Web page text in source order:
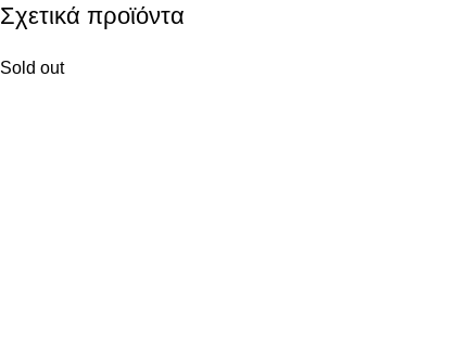
Σχετικά προϊόντα
Sold out